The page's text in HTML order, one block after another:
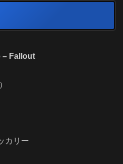
– Fallout
カリー